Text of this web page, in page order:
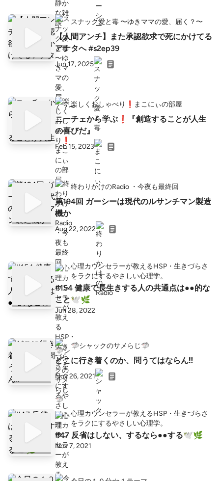
スナック愛と毒 〜ゆきママの愛、届く？〜
【人間アンチ】また承認欲求で死にかけてる
アナタへ #s2ep39
Jun 17, 2025
楽しくおしゃべり❗まこにぃの部屋
ニーチェから学ぶ❗『創造することが人生
の喜びだ』
Feb 15, 2023
終わりかけのRadio ・今夜も最終回
第194回 ガーシーは現代のルサンチマン製造
機か
Aug 22, 2022
心理カウンセラーが教えるHSP・生きづらさ
をラクにするやさしい心理学。
#154 健康で長生きする人の共通点は●●的な
こと🕊🌿
Jun 28, 2022
🦈シャックのサメらじ🦈
どこに行き着くのか、問うてはならん‼️
Nov 26, 2021
心理カウンセラーが教えるHSP・生きづらさ
をラクにするやさしい心理学。
#47 反省はしない、するなら●●する🕊🌿
Nov 7, 2021